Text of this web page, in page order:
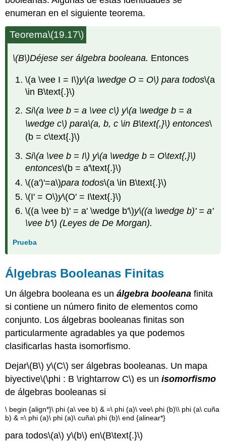
enumeran en el siguiente teorema.
Teorema\(19.17\)
\(B\)Déjese ser álgebra booleana. Entonces
\(a \vee I = I\)y\(a \wedge O = O\) para todos\(a
\in B\text{.}\)
Si\(a \vee b = a \vee c\) y\(a \wedge b = a
\wedge c\) para\(a, b, c \in B\text{,}\) entonces\
(b = c\text{.}\)
Si\(a \vee b = I\) y\(a \wedge b = O\text{,}\)
entonces\(b = a'\text{.}\)
\((a')'=a\)para todos\(a \in B\text{.}\)
\(I' = O\)y\(O' = I\text{.}\)
\((a \vee b)' = a' \wedge b'\)y\((a \wedge b)' = a'
\vee b'\) (Leyes de De Morgan).
Prueba
Álgebras Booleanas Finitas
Un álgebra booleana es unálgebra booleana finita
si contiene un número finito de elementos como
conjunto. Los álgebras booleanas finitas son
particularmente agradables ya que podemos
clasificarlas hasta isomorfismo.
Dejar\(B\) y\(C\) ser álgebras booleanas. Un mapa
biyective\(\phi : B \rightarrow C\) es unisomorfismo
de álgebras booleanas si
\ begin {align*}\ phi (a\ vee b) & =\ phi (a)\ vee\ phi (b)\\ phi (a\ cuña
b) & =\ phi (a)\ phi (a)\ cuña\ phi (b)\ end {alinear*}
para todos\(a\) y\(b\) en\(B\text{.}\)